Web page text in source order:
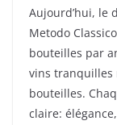
Aujourd’hui, le
Metodo
bouteilles par
vins tranquilles
bouteilles.
claire: